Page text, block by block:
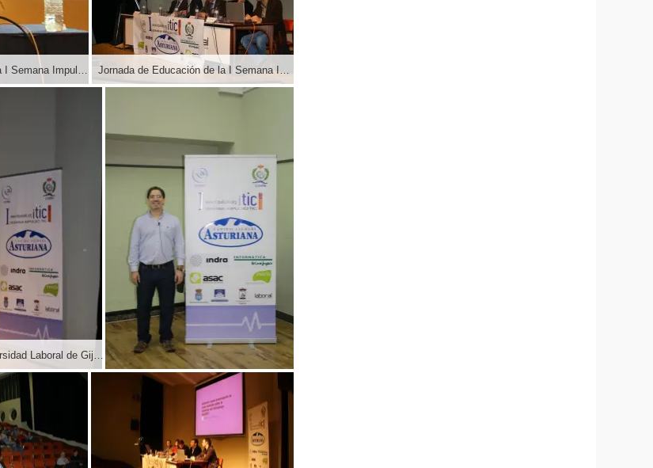
Ricardo Baeza de Yahoo en su presentación en la Inauguración de la I Semana Impulso TIC 2011 en el Auditorio Principe Felipe de Oviedo Jornada de Educación de la I Semana Impulso TIC 2011 en la Universidad Laboral de Gijón
Jornada de Educación de la I Semana Impulso TIC 2011 en la Universidad Laboral de Gijón